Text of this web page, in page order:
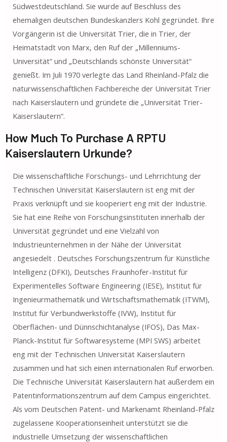
Südwestdeutschland. Sie wurde auf Beschluss des
ehemaligen deutschen Bundeskanzlers Kohl gegründet. Ihre
Vorgängerin ist die Universität Trier, die in Trier, der
Heimatstadt von Marx, den Ruf der „Millenniums-
Universität“ und „Deutschlands schönste Universität“
genießt. Im Juli 1970 verlegte das Land Rheinland-Pfalz die
naturwissenschaftlichen Fachbereiche der Universität Trier
nach Kaiserslautern und gründete die „Universität Trier-
Kaiserslautern“.
How Much To Purchase A RPTU
Kaiserslautern Urkunde?
Die wissenschaftliche Forschungs- und Lehrrichtung der
Technischen Universität Kaiserslautern ist eng mit der
Praxis verknüpft und sie kooperiert eng mit der Industrie.
Sie hat eine Reihe von Forschungsinstituten innerhalb der
Universität gegründet und eine Vielzahl von
Industrieunternehmen in der Nähe der Universität
angesiedelt . Deutsches Forschungszentrum für Künstliche
Intelligenz (DFKI), Deutsches Fraunhofer-Institut für
Experimentelles Software Engineering (IESE), Institut für
Ingenieurmathematik und Wirtschaftsmathematik (ITWM),
Institut für Verbundwerkstoffe (IVW), Institut für
Oberflächen- und Dünnschichtanalyse (IFOS), Das Max-
Planck-Institut für Softwaresysteme (MPI SWS) arbeitet
eng mit der Technischen Universität Kaiserslautern
zusammen und hat sich einen internationalen Ruf erworben.
Die Technische Universität Kaiserslautern hat außerdem ein
Patentinformationszentrum auf dem Campus eingerichtet.
Als vom Deutschen Patent- und Markenamt Rheinland-Pfalz
zugelassene Kooperationseinheit unterstützt sie die
industrielle Umsetzung der wissenschaftlichen